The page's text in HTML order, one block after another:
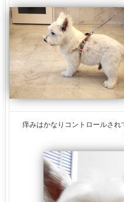
痒みはかなりコントロールされ